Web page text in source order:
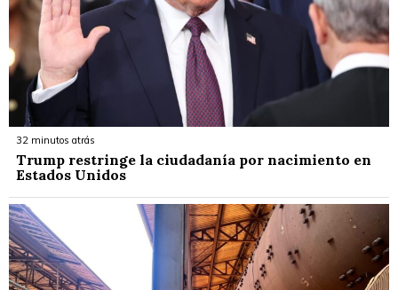
32 minutos atrás
Trump restringe la ciudadanía por nacimiento en
Estados Unidos